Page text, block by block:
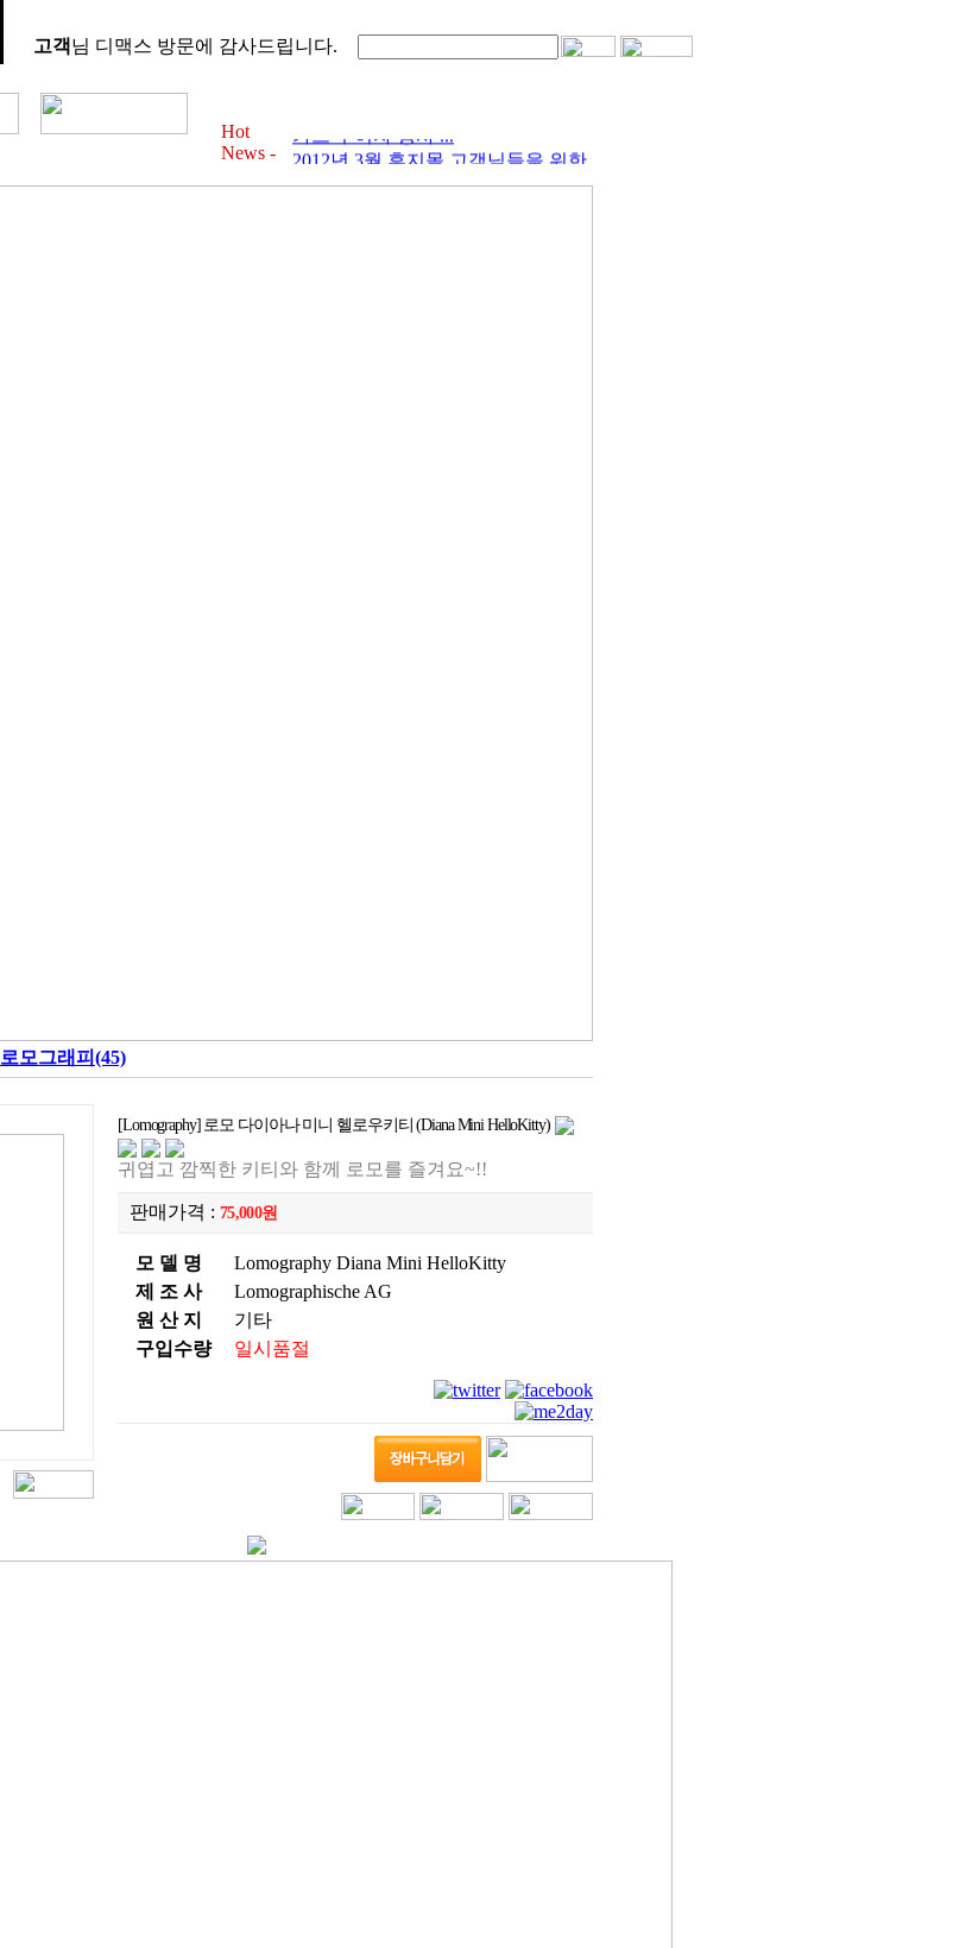
고객님 디맥스 방문에 감사드립니다.
Hot
News -
2012년 6월 후지몰 고객님들을 위한
2012년 3월 후지몰 고객님들을 위한
로모그래피 (45)
[Lomography] 로모 다이아나 미니 헬로우키티 (Diana Mini HelloKitty)
귀엽고 깜찍한 키티와 함께 로모를 즐겨요~!!
판매가격 : 75,000원
모 델 명
Lomography Diana Mini HelloKitty
제 조 사
Lomographische AG
원 산 지
기타
구입수량
일시품절